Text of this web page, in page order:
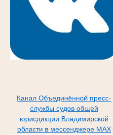
Канал Объединённой пресс-
службы судов общей
юрисдикции Владимирской
области в мессенджере МАХ